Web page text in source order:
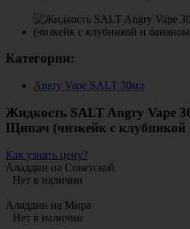
Категории:
Angry Vape SALT 30мл
Жидкость SALT Angry Vape
Щипач (чизкейк с клубникой
Как узнать цену?
Аладдин на Советской
Нет в наличии
Аладдин на Мира
Нет в наличии